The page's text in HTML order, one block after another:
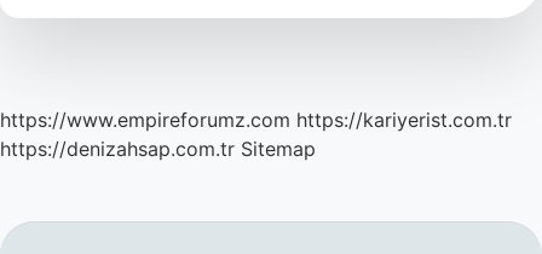
yapılır
https://www.empireforumz.com https://kariyerist.com.tr
https://denizahsap.com.tr Sitemap